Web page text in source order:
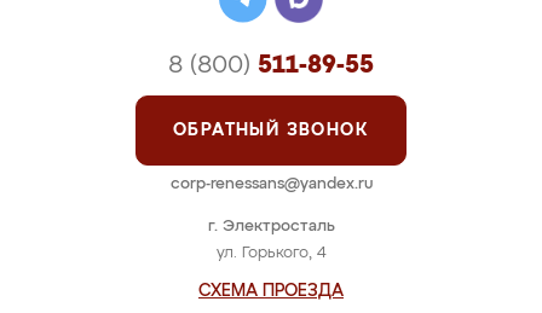
г. Электросталь
ул. Горького, 4
СХЕМА ПРОЕЗДА
8 (800) 511-89-55
ОБРАТНЫЙ ЗВОНОК
corp-renessans@yandex.ru